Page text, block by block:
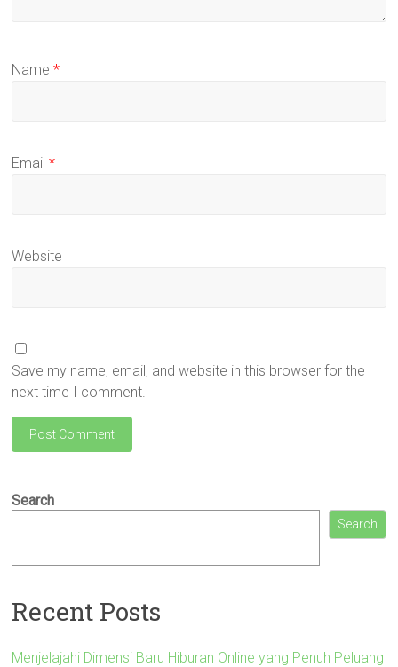
Name*
Email*
Website
Save my name, email, and website in this browser for the
next time I comment.
Search
Search
Recent Posts
Menjelajahi Dimensi Baru Hiburan Online yang Penuh Peluang